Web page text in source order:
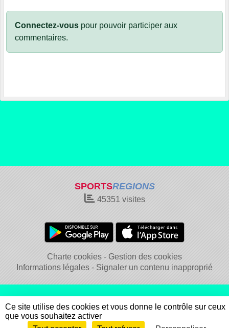
Connectez-vous pour pouvoir participer aux
commentaires.
SPORTSREGIONS
45351 visites
Charte cookies
Gestion des cookies
Informations légales
Signaler un contenu inapproprié
Ce site utilise des cookies et vous donne le contrôle sur ceux
que vous souhaitez activer